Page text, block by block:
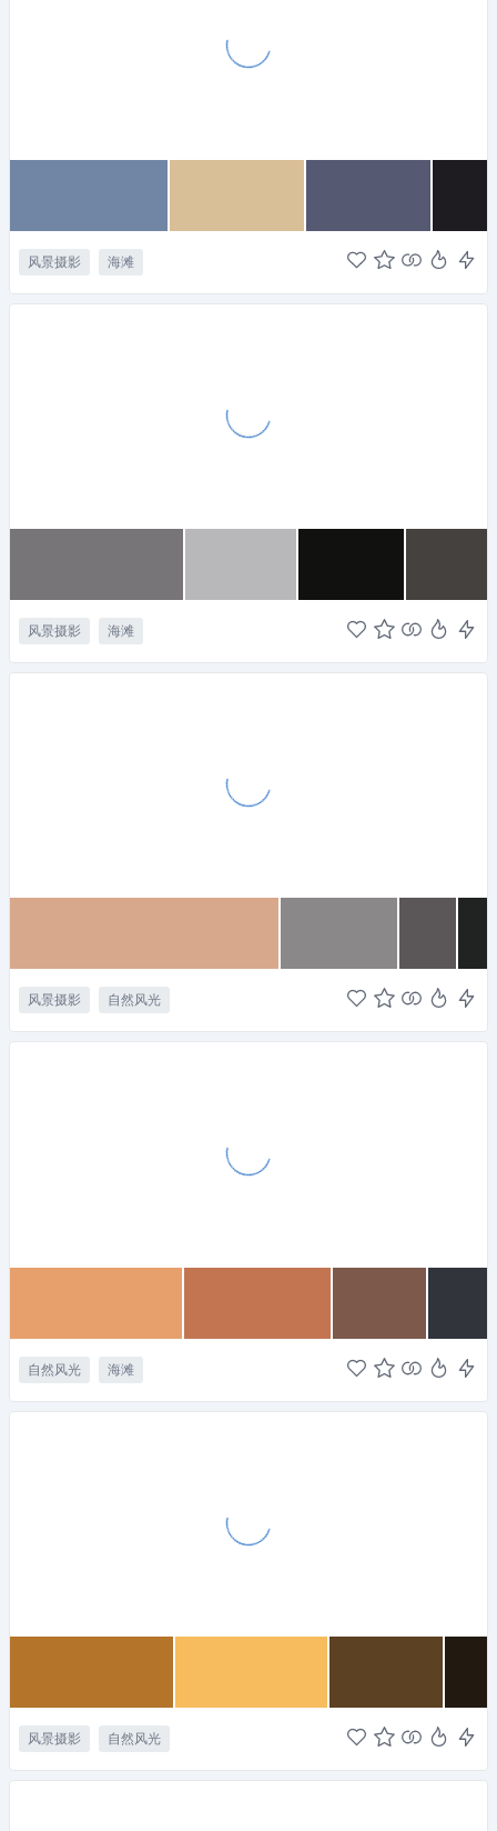
风景摄影 海滩
风景摄影 海滩
风景摄影 自然风光
自然风光 海滩
风景摄影 自然风光